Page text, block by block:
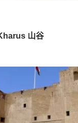
山谷